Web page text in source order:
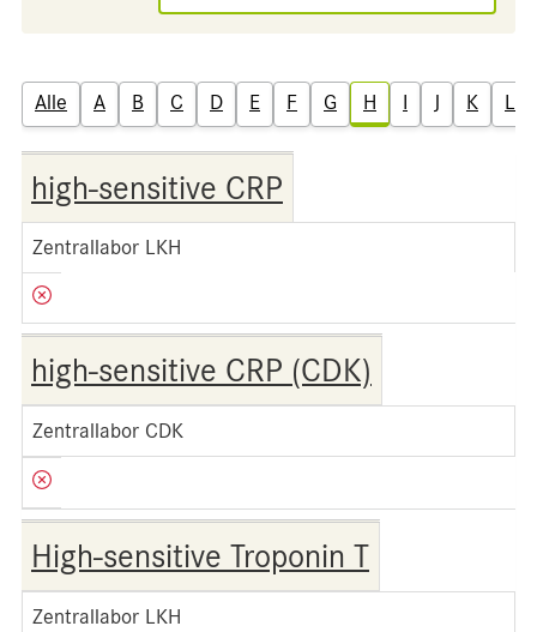
Alle A B C D E F G H I J K L
high-sensitive CRP
Zentrallabor LKH
high-sensitive CRP (CDK)
Zentrallabor CDK
High-sensitive Troponin T
Zentrallabor LKH